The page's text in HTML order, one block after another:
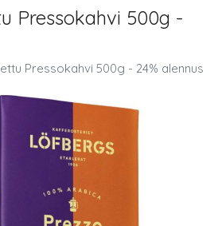
Pressokahvi 500g -
Pressokahvi 500g - 24% alennus